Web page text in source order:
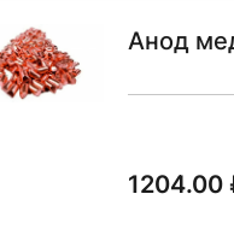
Анод
1204.00